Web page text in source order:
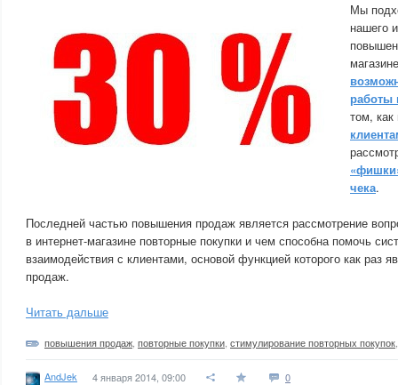
Мы
нашего
работы
том,
чека.
Последней частью повышения продаж является рассмотрение
в интернет-магазине повторные покупки и чем способна помочь
взаимодействия с клиентами, основой функцией которого как раз
продаж.
Читать дальше
повышения продаж повторные покупки стимулирование повторных покупок
AndJek 4 января 2014, 09:00 0